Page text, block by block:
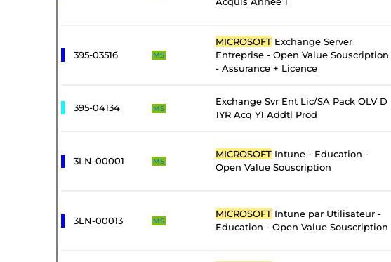
395-03516 MS
MICROSOFT Exchange Server
Entreprise - Open Value Souscription
- Assurance + Licence
395-04134 MS
Exchange Svr Ent Lic/SA Pack OLV D
1YR Acq Y1 Addtl Prod
3LN-00001 MS
MICROSOFT Intune - Education -
Open Value Souscription
3LN-00013 MS
MICROSOFT Intune par Utilisateur -
Education - Open Value Souscription